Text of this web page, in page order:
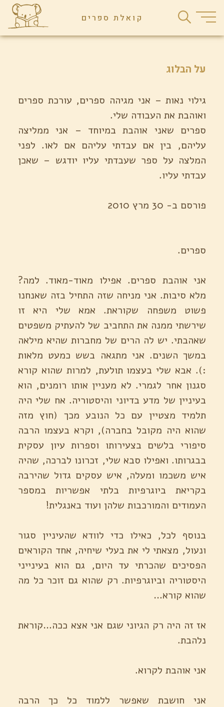
קואלת ספרים
על הבלוג
גילוי נאות – אני מגיהה ספרים, עורכת ספרים
ואוהבת את העבודה שלי.
ספרים שאני אוהבת במיוחד – אני ממליצה
עליהם, בין אם עבדתי עליהם אם לאו. לפני
המלצה על ספר שעבדתי עליו יודגש – שאכן
עבדתי עליו.
פורסם ב- 30 מרץ 2010
ספרים.
אני אוהבת ספרים. אפילו מאוד-מאוד. למה?
מלא סיבות. אני מניחה שזה התחיל בזה שאנחנו
פשוט משפחה שקוראת. אמא שלי היא זו
שירשתי ממנה את התחביב של להעתיק משפטים
שאהבתי. יש לה הרים של מחברות שהיא מילאה
במשך השנים. אני מתגאה בשש כמעט מלאות
:). אבא שלי בעצמו תולעת, למרות שהוא קורא
סגנון אחר לגמרי. לא מעניין אותו רומנים, הוא
בעיניין של מדע בדיוני והיסטוריה. אח שלי היה
תלמיד מצטיין עם כל הנובע מכך (חוץ מזה
שהוא היה מקובל בחברה), וקרא בעצמו הרבה
סיפורי בלשים בצעירותו וספרות עיון עסקית
בבגרותו. ואפילו סבא שלי, זכרונו לברכה, שהיה
איש משכמו ומעלה, איש עסקים גדול שהירבה
בקריאת ביוגרפיות בלתי אפשריות במספר
העמודים והמורכבות שלהן ועוד באנגלית!
בנוסף לכל, כאילו כדי לוודא שהעיניין סגור
ונעול, מצאתי לי את בעלי שיחיה, אחד הקוראים
הפסיכים שהכרתי עד היום, גם הוא בעינייני
היסטוריה וביוגרפיות. רק שהוא גם זוכר כל מה
שהוא קורא…
אז זה היה רק הגיוני שגם אני אצא ככה…קוראת
נלהבת.
אני אוהבת לקרוא.
אני חושבת שאפשר ללמוד כל כך הרבה